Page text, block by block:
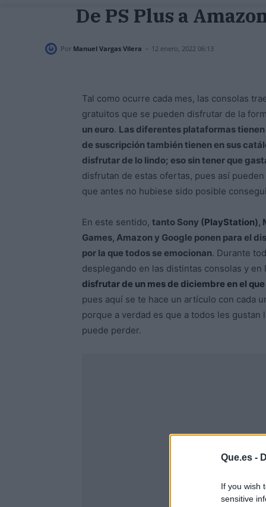
Que.es -
If you wish
sensitive
De PS Plus a
Por Manuel Vargas Vilera - 12 enero, 2022 06:13
Tal como ocurre cada mes, las consolas
gratuitos que se pueden disfrutar de la
un euro. Las diferentes plataformas
de suscripción también tienen en sus
disfrutar de lo lindo; eso sin tener que
disfrutan de estas ofertas, pues así
que antes no hubiese sido posible
En este sentido, tanto Sony (PlayStation),
Games, Amazon y Google ponen para el
por la que todos se emocionan. Durante
desplegando en las distintas consolas y
disfrutar de un mes de diciembre en el
pues aquí se te hace un artículo con cada
porque a verdad es que a todos les
puede perder.